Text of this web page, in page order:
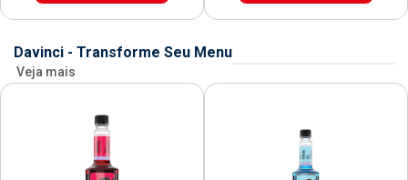
Davinci - Transforme Seu Menu
Veja mais